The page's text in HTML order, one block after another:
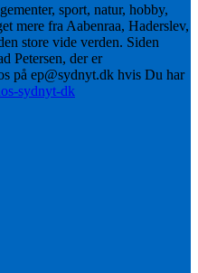
sport, natur, hobby,
mere fra Aabenraa, Haderslev,
store vide verden. Siden
Petersen, der er
på ep@sydnyt.dk hvis Du har
sydnyt-dk